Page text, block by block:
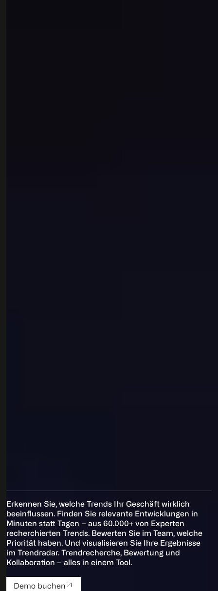
Erkennen Sie, welche Trends Ihr Geschäft wirklich
beeinflussen. Finden Sie relevante Entwicklungen in
Minuten statt Tagen – aus 60.000+ von Experten
recherchierten Trends. Bewerten Sie im Team, welche
Priorität haben. Und visualisieren Sie Ihre Ergebnisse
im Trendradar. Trendrecherche, Bewertung und
Kollaboration – alles in einem Tool.
Demo buchen